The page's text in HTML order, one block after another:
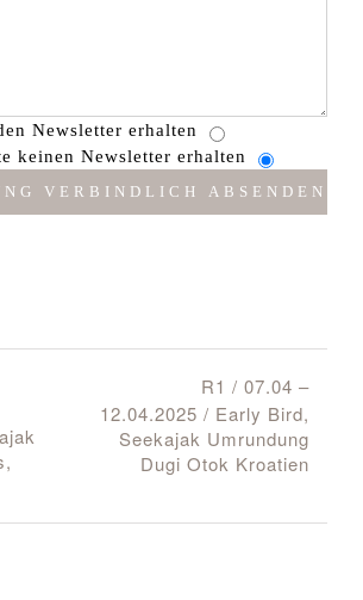
Newsletter erhalten
keinen Newsletter erhalten
R1 / 07.04 –
12.04.2025 / Early Bird,
Seekajak Umrundung
Dugi Otok Kroatien